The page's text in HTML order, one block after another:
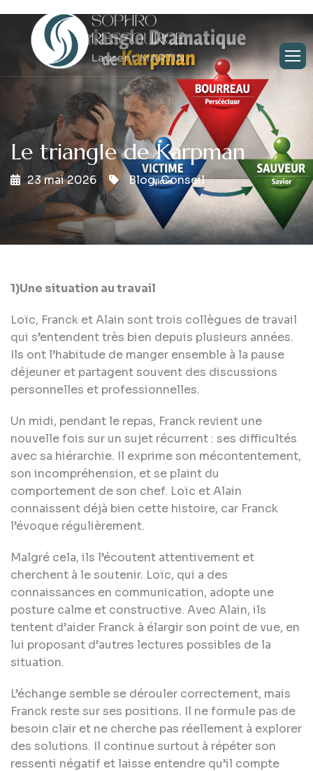
Le triangle de Karpman
23 mai 2026 Blog,Conseil
1)Une situation au travail
Loïc, Franck et Alain sont trois collègues de travail
qui s’entendent très bien depuis plusieurs années.
Ils ont l’habitude de manger ensemble à la pause
déjeuner et partagent souvent des discussions
personnelles et professionnelles.
Un midi, pendant le repas, Franck revient une
nouvelle fois sur un sujet récurrent : ses difficultés
avec sa hiérarchie. Il exprime son mécontentement,
son incompréhension, et se plaint du
comportement de son chef. Loïc et Alain
connaissent déjà bien cette histoire, car Franck
l’évoque régulièrement.
Malgré cela, ils l’écoutent attentivement et
cherchent à le soutenir. Loïc, qui a des
connaissances en communication, adopte une
posture calme et constructive. Avec Alain, ils
tentent d’aider Franck à élargir son point de vue, en
lui proposant d’autres lectures possibles de la
situation.
L’échange semble se dérouler correctement, mais
Franck reste sur ses positions. Il ne formule pas de
besoin clair et ne cherche pas réellement à explorer
des solutions. Il continue surtout à répéter son
ressenti négatif et laisse entendre qu’il compte